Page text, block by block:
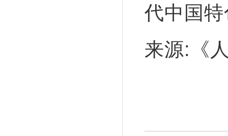
代中国
来源:《